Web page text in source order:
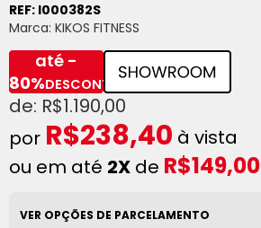
REF: I000382S
Marca: KIKOS FITNESS
R$1.190,00
até -
80%DESCONTO
R$238,40 à vista
ou em até 2X de R$149,00
VER OPÇÕES DE PARCELAMENTO
da
Galeria
de
imagens